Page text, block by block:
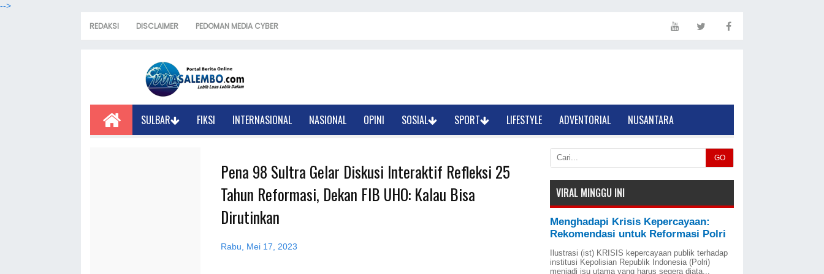
-->
REDAKSI DISCLAIMER PEDOMAN MEDIA CYBER
SULBAR FIKSI INTERNASIONAL NASIONAL OPINI SOSIAL SPORT LIFESTYLE ADVENTORIAL NUSANTARA
Pena 98 Sultra Gelar Diskusi Interaktif Refleksi 25
Tahun Reformasi, Dekan FIB UHO: Kalau Bisa
Dirutinkan
Rabu, Mei 17, 2023
GO
VIRAL MINGGU INI
Menghadapi Krisis Kepercayaan:
Rekomendasi untuk Reformasi Polri
Ilustrasi (ist) KRISIS kepercayaan publik terhadap
institusi Kepolisian Republik Indonesia (Polri)
menjadi isu utama yang harus segera diata...